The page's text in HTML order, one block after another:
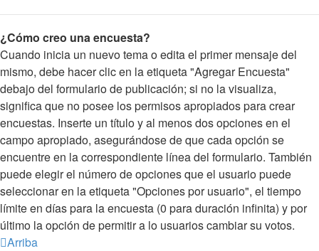
¿Cómo creo una encuesta?
Cuando inicia un nuevo tema o edita el primer mensaje del
mismo, debe hacer clic en la etiqueta "Agregar Encuesta"
debajo del formulario de publicación; si no la visualiza,
significa que no posee los permisos apropiados para crear
encuestas. Inserte un título y al menos dos opciones en el
campo apropiado, asegurándose de que cada opción se
encuentre en la correspondiente línea del formulario. También
puede elegir el número de opciones que el usuario puede
seleccionar en la etiqueta "Opciones por usuario", el tiempo
límite en días para la encuesta (0 para duración infinita) y por
último la opción de permitir a lo usuarios cambiar su votos.
Arriba